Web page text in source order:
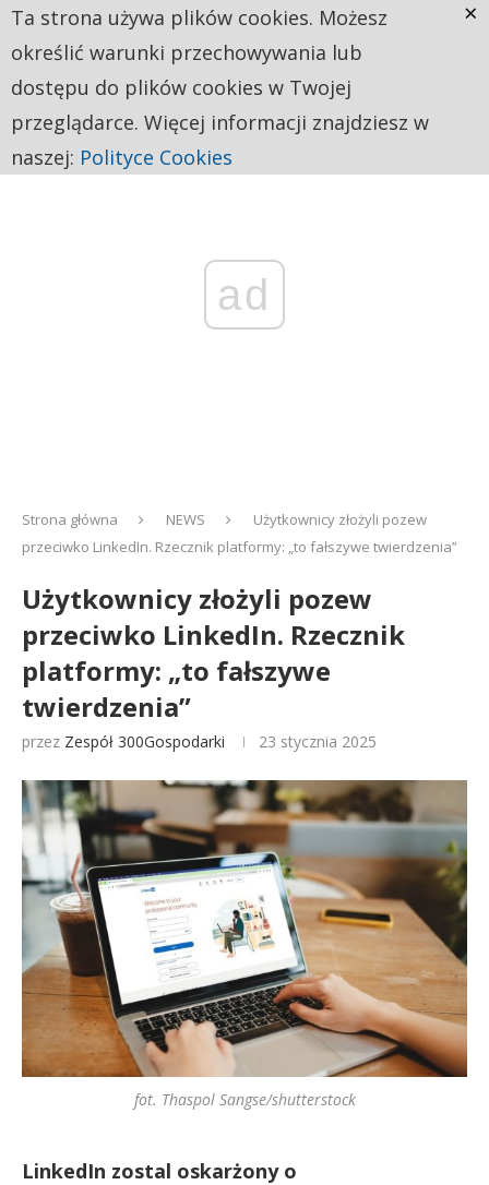
ad
Strona główna NEWS
Użytkownicy złożyli pozew
przeciwko LinkedIn. Rzecznik platformy: „to fałszywe twierdzenia”
Użytkownicy złożyli pozew
przeciwko LinkedIn. Rzecznik
platformy: „to fałszywe
twierdzenia”
przez Zespół 300Gospodarki 23 stycznia 2025
fot. Thaspol Sangse/shutterstock
LinkedIn zostal oskarżony o
Ta strona używa plików cookies. Możesz
określić warunki przechowywania lub
dostępu do plików cookies w Twojej
przeglądarce. Więcej informacji znajdziesz w
naszej: Polityce Cookies
×